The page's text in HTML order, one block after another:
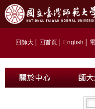
回師大 回首頁 English